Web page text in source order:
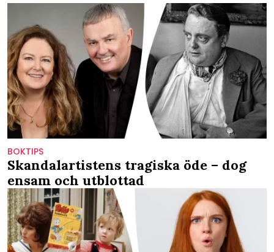
BOKTIPS
Skandalartistens tragiska öde – dog
ensam och utblottad